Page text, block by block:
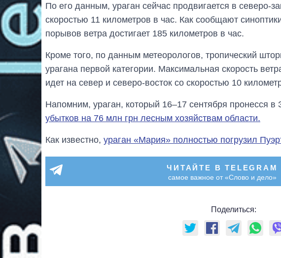
По его данным, ураган сейчас продвигается в северо-
скоростью 11 километров в час. Как сообщают
порывов ветра достигает 185 километров в час.
Кроме того, по данным метеорологов, тропический
урагана первой категории. Максимальная скорость
идет на север и северо-восток со скоростью 10
Напомним, ураган, который 16–17 сентября пронесся в
убытков на 76 млн грн лесным хозяйствам области.
Как известно, ураган «Мария» полностью погрузил
ЧИТАЙТЕ В TELEGRAM
самое важное от «Слово и дело»
Поделиться: